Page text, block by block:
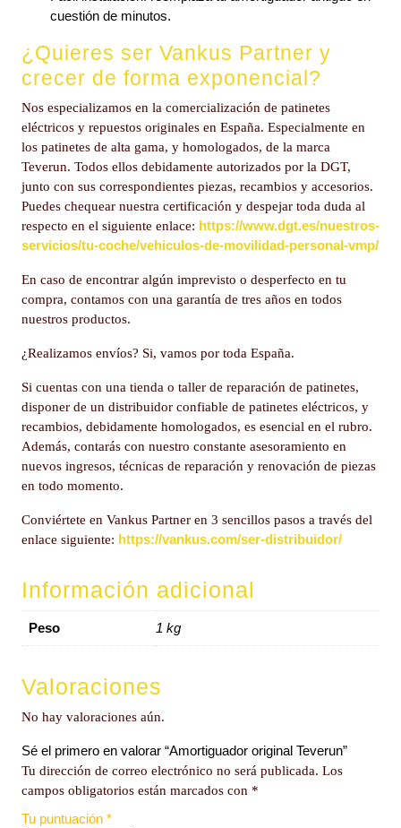
cuestión de minutos.
¿Quieres ser Vankus Partner y
crecer de forma exponencial?
Nos especializamos en la comercialización de patinetes
eléctricos y repuestos originales en España. Especialmente en
los patinetes de alta gama, y homologados, de la marca
Teverun. Todos ellos debidamente autorizados por la DGT,
junto con sus correspondientes piezas, recambios y accesorios.
Puedes chequear nuestra certificación y despejar toda duda al
respecto en el siguiente enlace: https://www.dgt.es/nuestros-
servicios/tu-coche/vehiculos-de-movilidad-personal-vmp/
En caso de encontrar algún imprevisto o desperfecto en tu
compra, contamos con una garantía de tres años en todos
nuestros productos.
¿Realizamos envíos? Si, vamos por toda España.
Si cuentas con una tienda o taller de reparación de patinetes,
disponer de un distribuidor confiable de patinetes eléctricos, y
recambios, debidamente homologados, es esencial en el rubro.
Además, contarás con nuestro constante asesoramiento en
nuevos ingresos, técnicas de reparación y renovación de piezas
en todo momento.
Conviértete en Vankus Partner en 3 sencillos pasos a través del
enlace siguiente: https://vankus.com/ser-distribuidor/
Información adicional
Peso 1 kg
Valoraciones
No hay valoraciones aún.
Sé el primero en valorar “Amortiguador original Teverun”
Tu dirección de correo electrónico no será publicada. Los
campos obligatorios están marcados con *
Tu puntuación *